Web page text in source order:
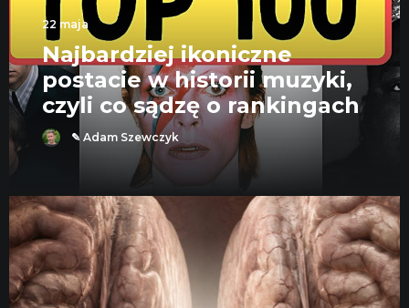
WOLONTARIAT
AKTUALNOŚCI
ARTYKUŁY
NINIWA BUD
SKLEP
22 maja
Najbardziej ikoniczne
postacie w historii muzyki,
czyli co sądzę o rankingach
✎ Adam Szewczyk